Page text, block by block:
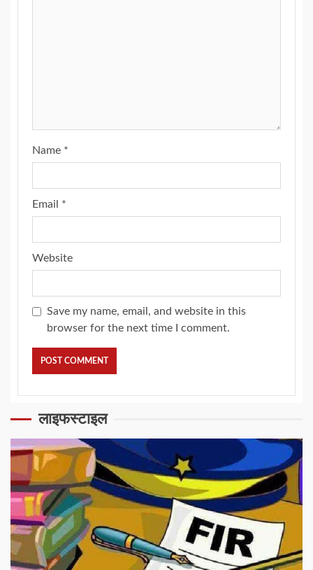
Name *
Email *
Website
Save my name, email, and website in this
browser for the next time I comment.
लाइफस्टाइल